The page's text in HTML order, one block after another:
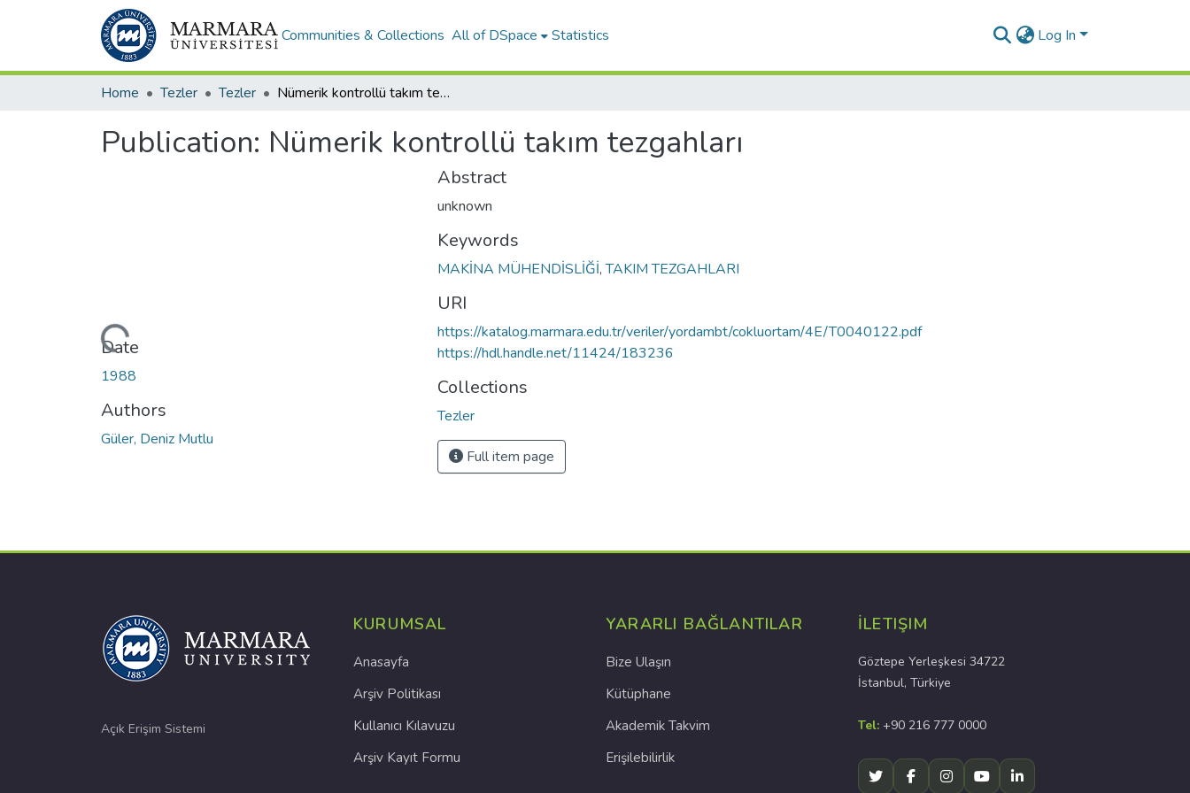
Communities & Collections All of DSpace Statistics Log In
Home Tezler Tezler Nümerik kontrollü takım tezgahları
Publication: Nümerik kontrollü takım tezgahları
Loading...
Date
1988
Authors
Güler, Deniz Mutlu
Abstract
unknown
Keywords
MAKİNA MÜHENDİSLİĞİ,TAKIM TEZGAHLARI
URI
https://katalog.marmara.edu.tr/veriler/yordambt/cokluortam/4E/T0040122.pdf
https://hdl.handle.net/11424/183236
Collections
Tezler
Full item page
Açık Erişim Sistemi
KURUMSAL
Anasayfa
Arşiv Politikası
Kullanıcı Kılavuzu
Arşiv Kayıt Formu
YARARLI BAĞLANTILAR
Bize Ulaşın
Kütüphane
Akademik Takvim
Erişilebilirlik
İLETIŞIM
Göztepe Yerleşkesi 34722
İstanbul, Türkiye
Tel: +90 216 777 0000